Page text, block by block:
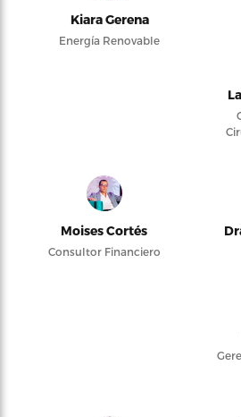
Kiara Gerena
Energía Renovable
Moises Cortés
Consultor Financiero